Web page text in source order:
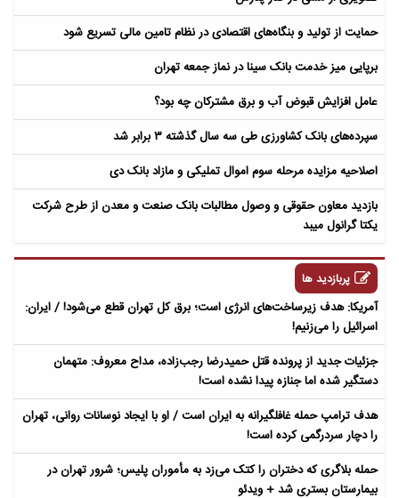
حمایت از تولید و بنگاه‌های اقتصادی در نظام تامین مالی تسریع شود
برپایی میز خدمت بانک سینا در نماز جمعه تهران
عامل افزایش قبوض آب و برق مشترکان چه بود؟
سپرده‌های بانک کشاورزی طی سه سال گذشته ۳ برابر شد
اصلاحیه مزایده مرحله سوم اموال تملیکی و مازاد بانک دی
بازدید معاون حقوقی و وصول مطالبات بانک صنعت و معدن از طرح شرکت
یکتا گرانول میبد
پربازدید ها
آمریکا: هدف زیرساخت‌های انرژی است؛ برق کل تهران قطع می‌شود! / ایران:
اسرائیل را می‌زنیم!
جزئیات جدید از پرونده قتل حمیدرضا رجب‌زاده، مداح معروف: متهمان
دستگیر شده اما جنازه پیدا نشده است!
هدف ترامپ حمله غافلگیرانه به ایران است / او با ایجاد نوسانات روانی، تهران
را دچار سردرگمی کرده است!
حمله بلاگری که دختران را کتک می‌زد به مأموران پلیس؛ شرور تهران در
بیمارستان بستری شد + ویدئو